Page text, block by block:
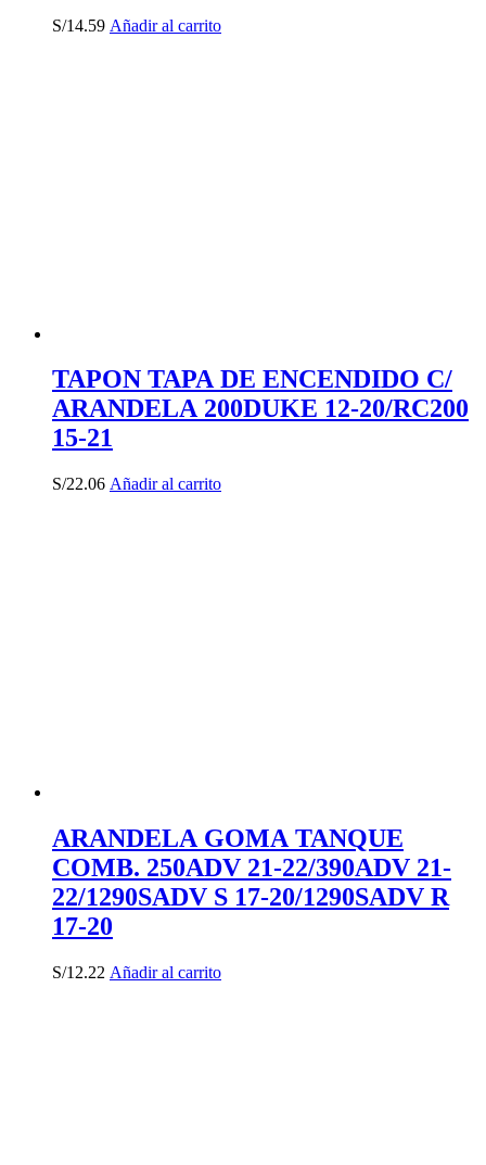
S/14.59 Añadir al carrito
TAPON TAPA DE ENCENDIDO C/
ARANDELA 200DUKE 12-20/RC200
15-21
S/22.06 Añadir al carrito
ARANDELA GOMA TANQUE
COMB. 250ADV 21-22/390ADV 21-
22/1290SADV S 17-20/1290SADV R
17-20
S/12.22 Añadir al carrito